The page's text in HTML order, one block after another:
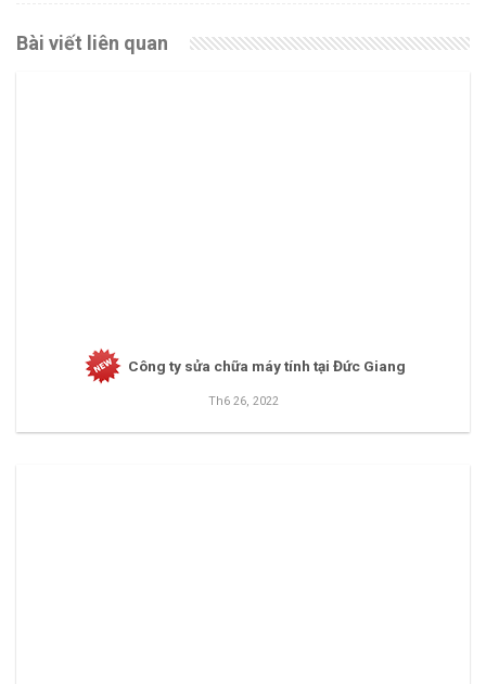
Bài viết liên quan
Công ty sửa chữa máy tính tại Đức Giang
Th6 26, 2022